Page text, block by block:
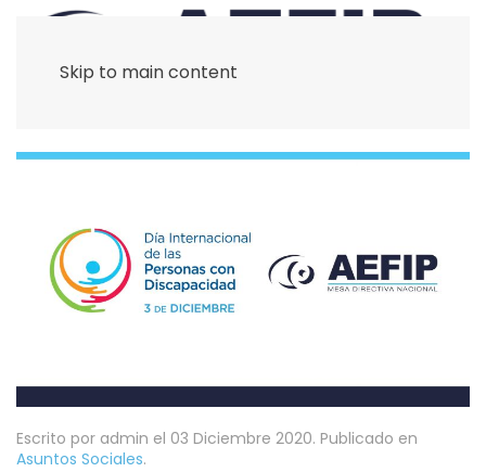
Skip to main content
Escrito por admin el 03 Diciembre 2020. Publicado en
Asuntos Sociales.